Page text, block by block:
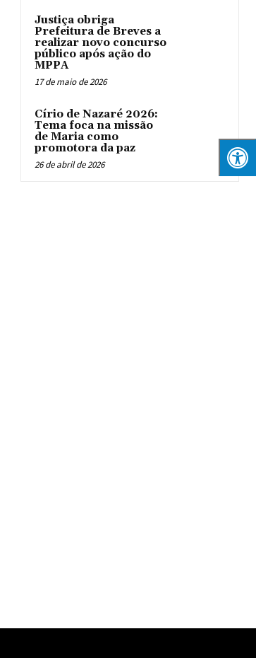
Justiça obriga
Prefeitura de Breves a
realizar novo concurso
público após ação do
MPPA
17 de maio de 2026
Círio de Nazaré 2026:
Tema foca na missão
de Maria como
promotora da paz
26 de abril de 2026